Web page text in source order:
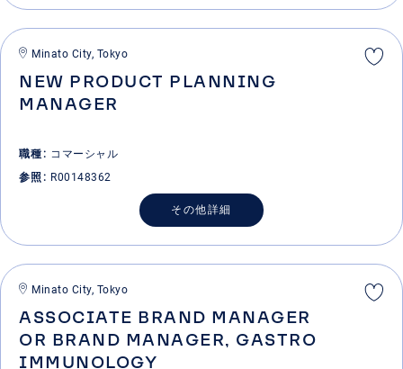
NEW PRODUCT PLANNING
MANAGER
Minato City, Tokyo
職種 コマーシャル
参照
R00148362
その他詳細
ASSOCIATE BRAND MANAGER
OR BRAND MANAGER, GASTRO
IMMUNOLOGY
Minato City, Tokyo